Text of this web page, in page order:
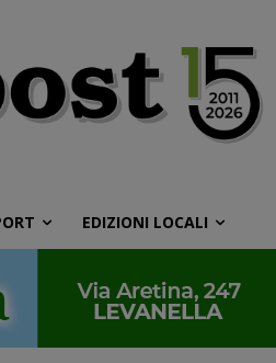
EDIZIONI LOCALI